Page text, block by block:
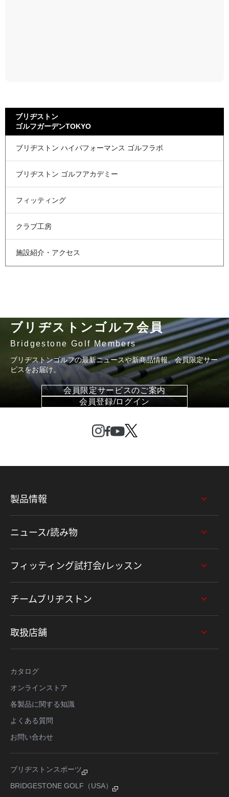
ブリヂストン
ゴルフガーデンTOKYO
ブリヂストン ハイパフォーマンス ゴルフラボ
ブリヂストン ゴルフアカデミー
フィッティング
クラブ工房
施設紹介・アクセス
ブリヂストンゴルフ会員
Bridgestone Golf Members
ブリヂストンゴルフの最新ニュースや新商品情報、会員限定サー
ビスをお届け。
会員限定サービスのご案内
会員登録/ログイン
製品情報
ニュース/読み物
フィッティング試打会/レッスン
チームブリヂストン
取扱店舗
カタログ
オンラインストア
各製品に関する知識
よくある質問
お問い合わせ
ブリヂストンスポーツ
BRIDGESTONE GOLF（USA）